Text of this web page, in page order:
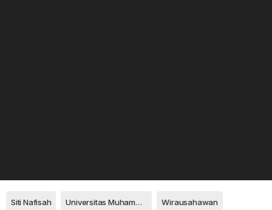
Siti Nafisah Universitas Muhammadiah Malang Wirausahawan